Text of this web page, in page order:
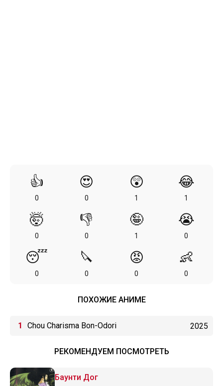
👍
0
😍
0
😲
1
😂
1
🤯
0
👎
0
🤪
1
😭
0
😴
0
🔪
0
😡
0
👶
0
ПОХОЖИЕ АНИМЕ
Chou Charisma Bon-Odori 2025
РЕКОМЕНДУЕМ ПОСМОТРЕТЬ
Баунти Дог